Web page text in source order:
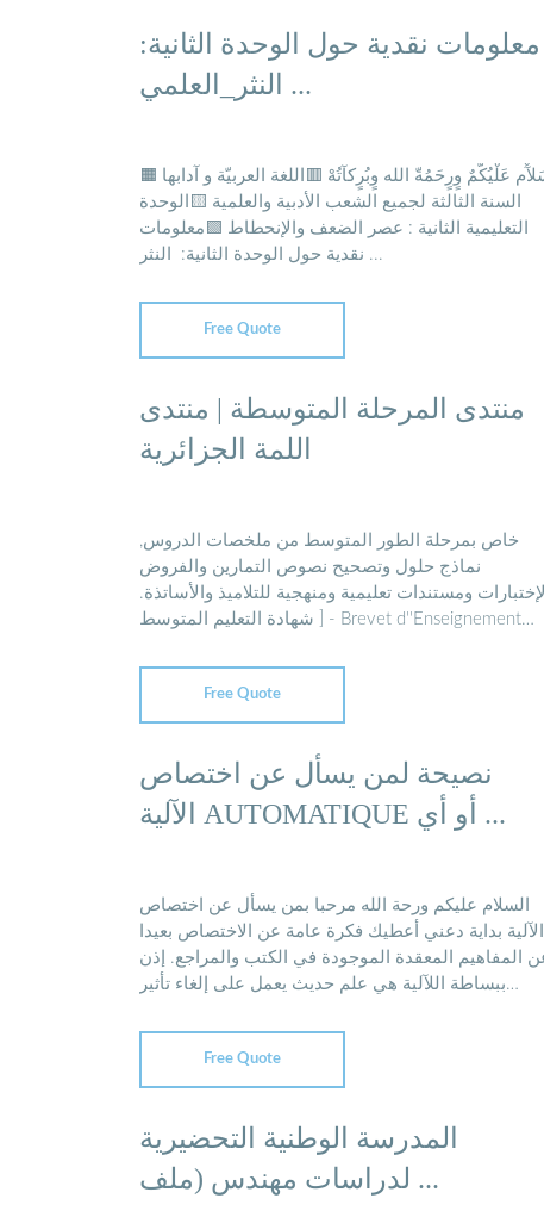
معلومات نقدية حول الوحدة الثانية:
النثر_العلمي ...
عَلْيُكّمٌ وٍرٍحَمُةّ الله وٍبُرٍكآتُهْ 🟥اللغة العربيّة و آدابها 🟧
السنة الثالثة لجميع الشعب الأدبية والعلمية 🟨الوحدة
التعليمية الثانية : عصر الضعف والإنحطاط 🟩معلومات
نقدية حول الوحدة الثانية: ️ النثر ...
Free Quote
منتدى المرحلة المتوسطة | منتدى
اللمة الجزائرية
خاص بمرحلة الطور المتوسط من ملخصات الدروس,
نماذج حلول وتصحيح نصوص التمارين والفروض
ومستندات تعليمية ومنهجية للتلاميذ والأساتذة.
[ شهادة التعليم المتوسط - Brevet d''Enseignement
Free Quote
نصيحة لمن يسأل عن اختصاص
الآلية AUTOMATIQUE أو أي ...
السلام عليكم ورحة الله مرحبا بمن يسأل عن اختصاص
الآلية بداية دعني أعطيك فكرة عامة عن الاختصاص بعيدا
المفاهيم المعقدة الموجودة في الكتب والمراجع. إذن
ببساطة اللآلية هي علم حديث يعمل على إلغاء تأثير
Free Quote
المدرسة الوطنية التحضيرية
لدراسات مهندس (ملف ...